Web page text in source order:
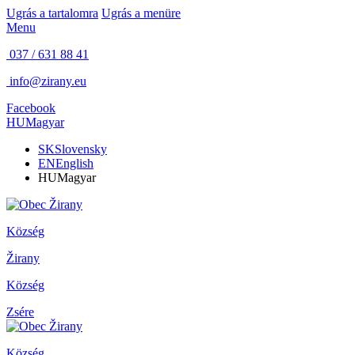
Ugrás a tartalomra Ugrás a menüre
Menu
037 / 631 88 41
info@zirany.eu
Facebook
HUMagyar
SKSlovensky
ENEnglish
HUMagyar
Község
Žirany
Község
Zsére